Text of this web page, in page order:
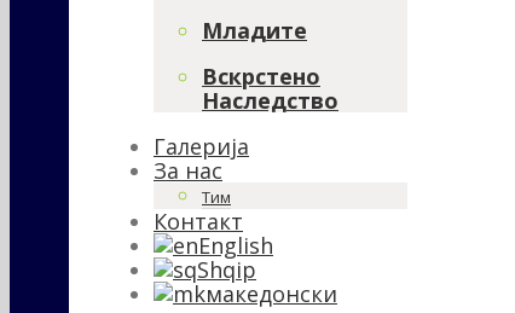
Младите
Вскрстено
Наследство
Галерија
За нас
Тим
Контакт
English
Shqip
македонски